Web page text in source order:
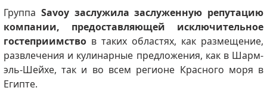
Группа Savoy заслужила заслуженную репутацию
компании, предоставляющей исключительное
гостеприимствов таких областях, как размещение,
развлечения и кулинарные предложения, как в Шарм-
эль-Шейхе, так и во всем регионе Красного моря в
Египте.